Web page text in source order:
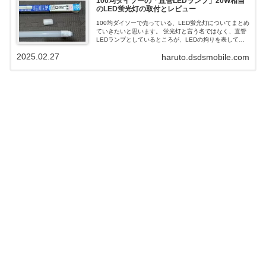
のLED蛍光灯の取付とレビュー
100均ダイソーで売っている、LED蛍光灯についてまとめ
ていきたいと思います。 蛍光灯と言う名ではなく、直管
LEDランプとしているところが、LEDの拘りを表してい
をバイパスしなければならないと言った手間が必要にな
haruto.dsdsmobile.com
2025.02.27